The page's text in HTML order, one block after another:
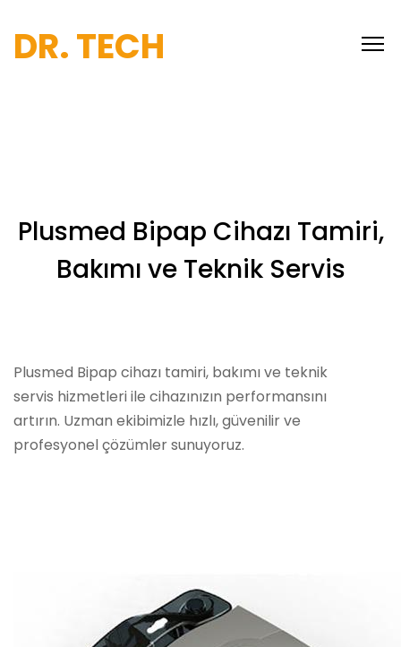
DR. TECH
Plusmed Bipap Cihazı Tamiri,
Bakımı ve Teknik Servis
Plusmed Bipap cihazı tamiri, bakımı ve teknik
servis hizmetleri ile cihazınızın performansını
artırın. Uzman ekibimizle hızlı, güvenilir ve
profesyonel çözümler sunuyoruz.